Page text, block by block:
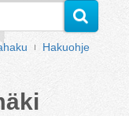
Hakuohje